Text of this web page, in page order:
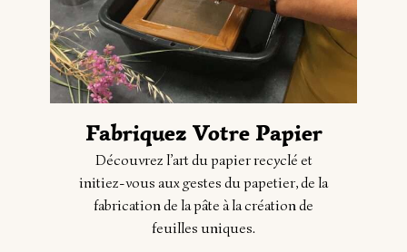
Fabriquez Votre Papier
Découvrez l’art du papier recyclé et
initiez-vous aux gestes du papetier, de la
fabrication de la pâte à la création de
feuilles uniques.